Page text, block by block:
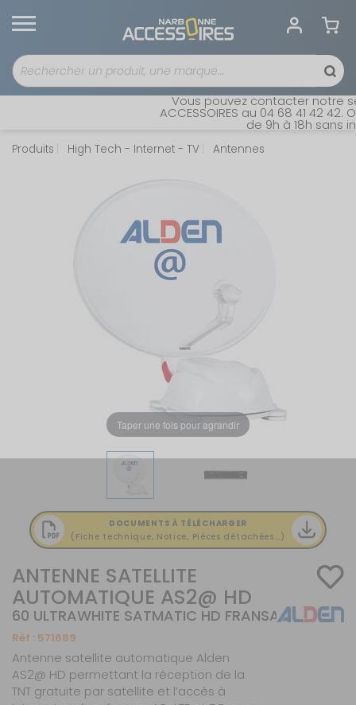
Vous pouvez contacter notre
ACCESSOIRES au 04 68 41 42 42.
de 9h à 18h sans
Produits High Tech - Internet - TV Antennes
Taper une fois pour agrandir
DOCUMENTS À TÉLÉCHARGER
(Fiche technique, Notice, Pièces détachées...)
ANTENNE SATELLITE
AUTOMATIQUE AS2@ HD
60 ULTRAWHITE SATMATIC HD FRANSAT
Réf : 571689
Antenne satellite automatique Alden
AS2@ HD permettant la réception de la
TNT gratuite par satellite et l’accès à